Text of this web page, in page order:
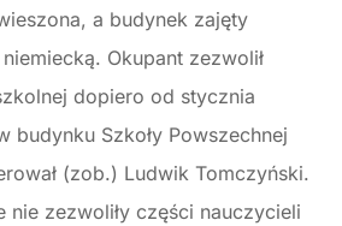
a budynek zajęty
Okupant zezwolił
dopiero od stycznia
budynku Szkoły Powszechnej
(zob.) Ludwik Tomczyński.
nie zezwoliły części nauczycieli